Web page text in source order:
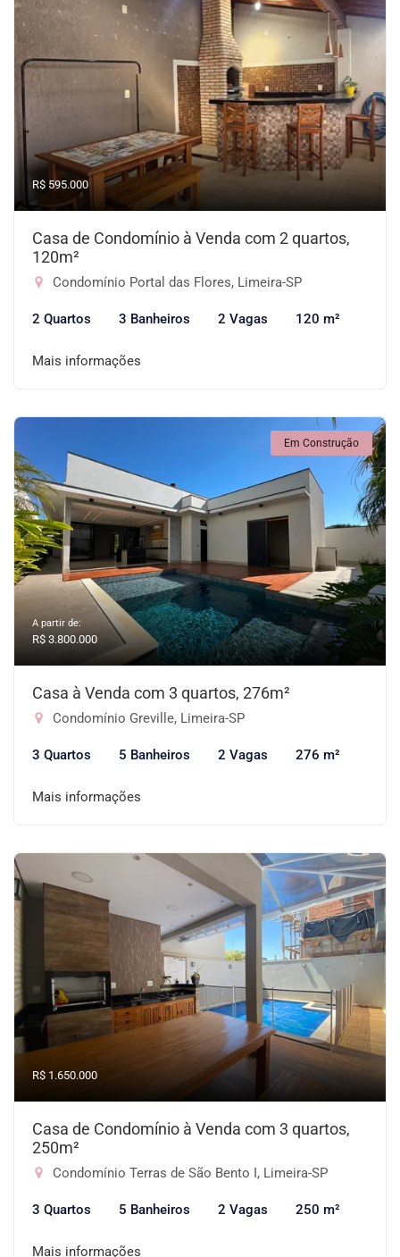
R$ 595.000
Casa de Condomínio à Venda com 2 quartos,
120m²
Condomínio Portal das Flores, Limeira-SP
2 Quartos 3 Banheiros 2 Vagas 120 m²
Mais informações
Em Construção
A partir de:
R$ 3.800.000
Casa à Venda com 3 quartos, 276m²
Condomínio Greville, Limeira-SP
3 Quartos 5 Banheiros 2 Vagas 276 m²
Mais informações
R$ 1.650.000
Casa de Condomínio à Venda com 3 quartos,
250m²
Condomínio Terras de São Bento I, Limeira-SP
3 Quartos 5 Banheiros 2 Vagas 250 m²
Mais informações